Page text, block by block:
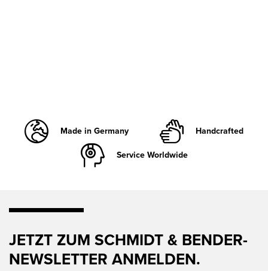
Made in Germany
Handcrafted
Service Worldwide
JETZT ZUM SCHMIDT & BENDER-
NEWSLETTER ANMELDEN.